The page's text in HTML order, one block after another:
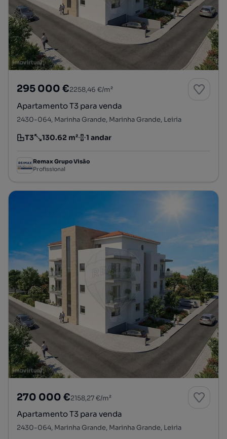
295 000 €2258,46 €/m²
Apartamento T3 para venda
2430-064, Marinha Grande, Marinha Grande, Leiria
Tipologia
T3
Preço por metro quadrado
130.62 m²
Andar 1 andar
Remax Grupo Visão
Profissional
270 000 €2158,27 €/m²
Apartamento T3 para venda
2430-064, Marinha Grande, Marinha Grande, Leiria